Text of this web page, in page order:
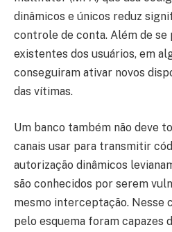
dinâmicos e únicos reduz
controle de conta. Além de se
existentes dos usuários, em
conseguiram ativar novos
das vítimas.
Um banco também não deve
canais usar para transmitir
autorização dinâmicos
são conhecidos por serem
mesmo interceptação. Nesse
pelo esquema foram capazes